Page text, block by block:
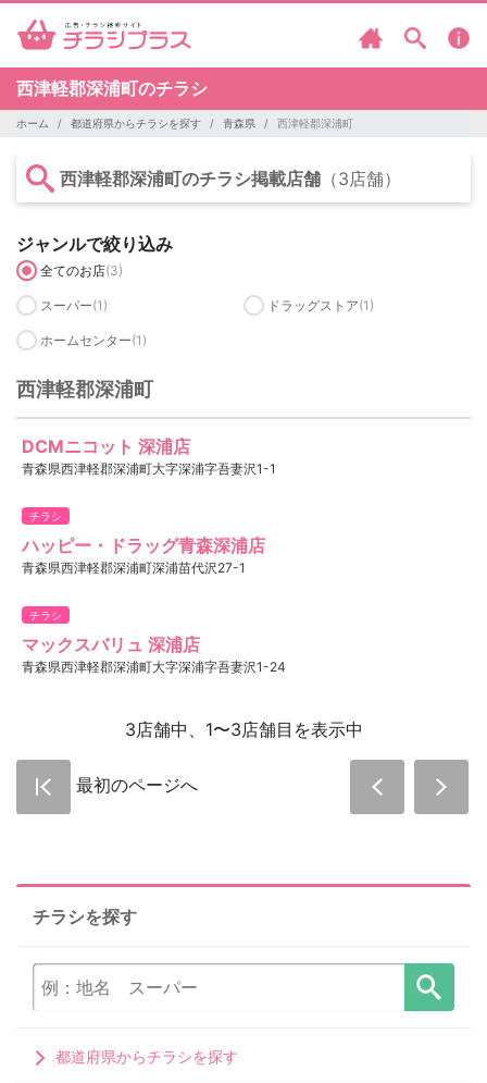
西津軽郡深浦町のチラシ
ホーム 都道府県からチラシを探す 青森県 西津軽郡深浦町
西津軽郡深浦町のチラシ掲載店舗 （3店舗）
ジャンルで絞り込み
全てのお店(3)
スーパー(1) ドラッグストア(1)
ホームセンター(1)
西津軽郡深浦町
DCMニコット 深浦店
青森県西津軽郡深浦町大字深浦字吾妻沢1-1
チラシ
ハッピー・ドラッグ青森深浦店
青森県西津軽郡深浦町深浦苗代沢27-1
チラシ
マックスバリュ 深浦店
青森県西津軽郡深浦町大字深浦字吾妻沢1-24
3店舗中、1〜3店舗目を表示中
最初のページへ
チラシを探す
都道府県からチラシを探す